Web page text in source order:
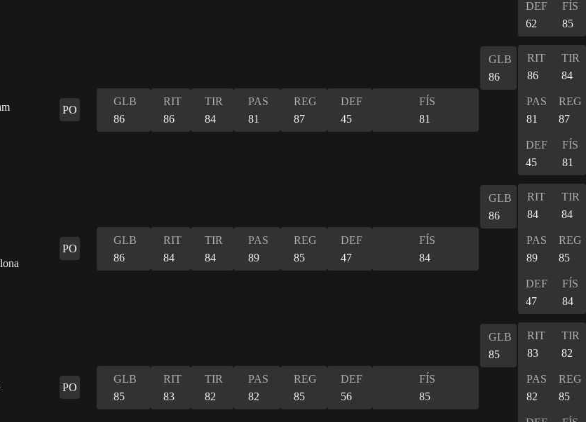
DEF
62
FÍS
85
PO
GLB
86
RIT
86
TIR
84
PAS
81
REG
87
DEF
45
FÍS
81
GLB
86
RIT
86
TIR
84
PAS
81
REG
87
DEF
45
FÍS
81
PO
GLB
86
RIT
84
TIR
84
PAS
89
REG
85
DEF
47
FÍS
84
GLB
86
RIT
84
TIR
84
PAS
89
REG
85
DEF
47
FÍS
84
PO
GLB
85
RIT
83
TIR
82
PAS
82
REG
85
DEF
56
FÍS
85
GLB
85
RIT
83
TIR
82
PAS
82
REG
85